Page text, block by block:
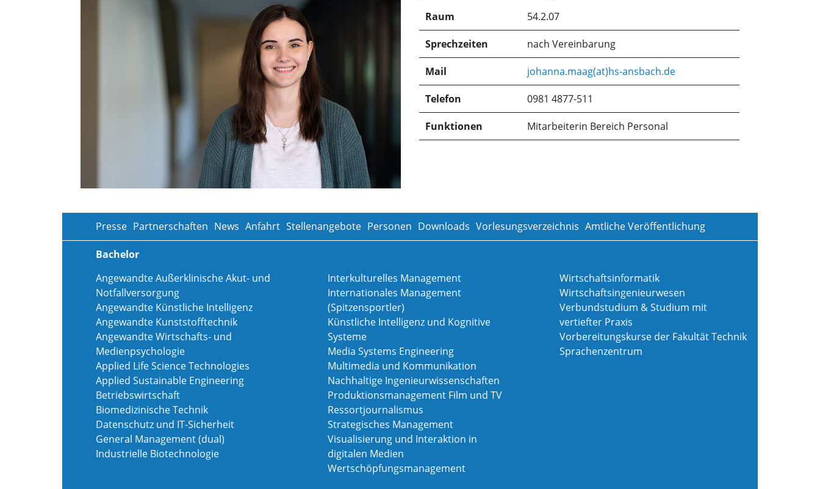
Raum 54.2.07
Sprechzeiten nach Vereinbarung
Mail johanna.maag(at)hs-ansbach.de
Telefon 0981 4877-511
Funktionen Mitarbeiterin Bereich Personal
Presse Partnerschaften News Anfahrt Stellenangebote Personen Downloads Vorlesungsverzeichnis Amtliche Veröffentlichung
Bachelor
Angewandte Außerklinische Akut- und
Notfallversorgung
Angewandte Künstliche Intelligenz
Angewandte Kunststofftechnik
Angewandte Wirtschafts- und
Medienpsychologie
Applied Life Science Technologies
Applied Sustainable Engineering
Betriebswirtschaft
Biomedizinische Technik
Datenschutz und IT-Sicherheit
General Management (dual)
Industrielle Biotechnologie
Interkulturelles Management
Internationales Management
(Spitzensportler)
Künstliche Intelligenz und Kognitive
Systeme
Media Systems Engineering
Multimedia und Kommunikation
Nachhaltige Ingenieurwissenschaften
Produktionsmanagement Film und TV
Ressortjournalismus
Strategisches Management
Visualisierung und Interaktion in
digitalen Medien
Wertschöpfungsmanagement
Wirtschaftsinformatik
Wirtschaftsingenieurwesen
Verbundstudium & Studium mit
vertiefter Praxis
Vorbereitungskurse der Fakultät Technik
Sprachenzentrum